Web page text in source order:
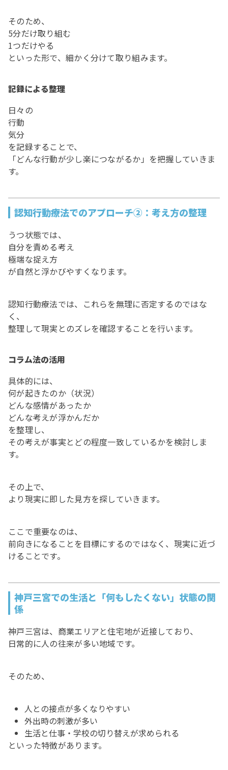
そのため、
5分だけ取り組む
1つだけやる
といった形で、細かく分けて取り組みます。
記録による整理
日々の
行動
気分
を記録することで、
「どんな行動が少し楽につながるか」を把握していきま
す。
認知行動療法でのアプローチ②：考え方の整理
うつ状態では、
自分を責める考え
極端な捉え方
が自然と浮かびやすくなります。
認知行動療法では、これらを無理に否定するのではな
く、
整理して現実とのズレを確認することを行います。
コラム法の活用
具体的には、
何が起きたのか（状況）
どんな感情があったか
どんな考えが浮かんだか
を整理し、
その考えが事実とどの程度一致しているかを検討しま
す。
その上で、
より現実に即した見方を探していきます。
ここで重要なのは、
前向きになることを目標にするのではなく、現実に近づ
けることです。
神戸三宮での生活と「何もしたくない」状態の関
係
神戸三宮は、商業エリアと住宅地が近接しており、
日常的に人の往来が多い地域です。
そのため、
人との接点が多くなりやすい
外出時の刺激が多い
生活と仕事・学校の切り替えが求められる
といった特徴があります。